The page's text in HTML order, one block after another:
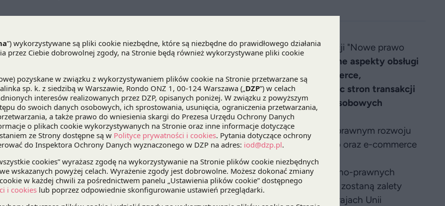
25 listopadaw Hotelu Courtyard by Marriott odbędzie się IV edycja konferencji "Nowe prawo
pocztowe", podczas której
Wojciech Dziomdziora wygłosi prelekcję pt. "
Prawne aspekty obsługi
sektora e-commerce: odpowiedzialność dostawcy w transakcjach e-commerce,
uwarunkowania prawne obsługi zwrotów, sytuacja prawna dostawcy wobec stron transakcji
e-commerce ”, aBartosz Marcinkowskiprzedstawi temat "Ochrona danych osobowych
i prywatności w działalności pocztowej i kurierskiej ".
Konferencja poświecona będzie wyzwaniom i uwarunkowaniom regulacyjno-prawnym rozwoju
rynku pocztowego, kurierskiego, dystrybucyjnego, marketingu bezpośredniego oraz e-commerce
w Polsce oraz Unii Europejskiej.
Uczestnicy konferencji dyskutować będą o modelach biznesowych i regulacyjno-prawnych
wzajemnego dostępu operatorów do infrastruktury pocztowej. Przedstawione zostaną zalety
i zagrożenia związane z różnymi modelami dostępu, realizowanymi w innych krajach Unii